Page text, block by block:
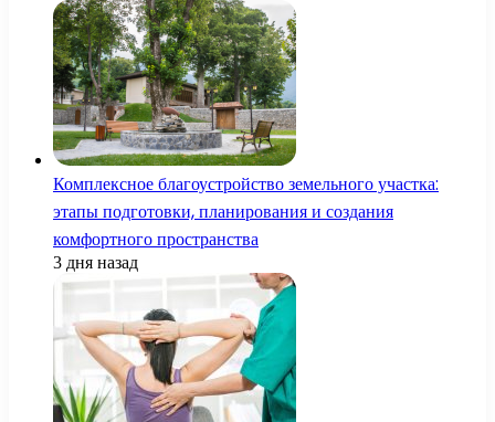
Комплексное благоустройство земельного участка:
этапы подготовки, планирования и создания
комфортного пространства
3 дня назад